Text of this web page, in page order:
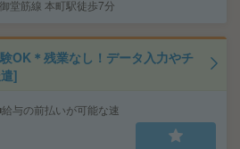
堂筋線 本町駅徒歩7分
OK＊残業なし！データ入力やチ
]
与の前払いが可能な速